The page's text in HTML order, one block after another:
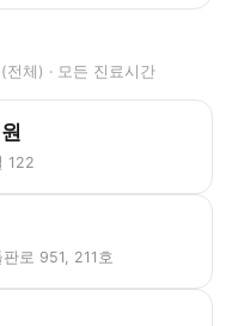
체) · 모든 진료시간
122
로 951, 211호